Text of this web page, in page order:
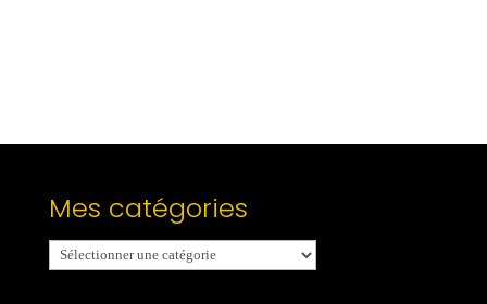
Mes catégories
Mes
catégories